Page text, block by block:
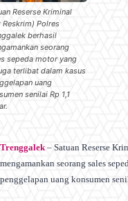
Reserse Kriminal
Reskrim) Polres
berhasil
seorang
sepeda motor yang
terlibat dalam kasus
uang
senilai Rp 1,1
Trenggalek – Satuan Reserse
mengamankan seorang sales
penggelapan uang konsumen